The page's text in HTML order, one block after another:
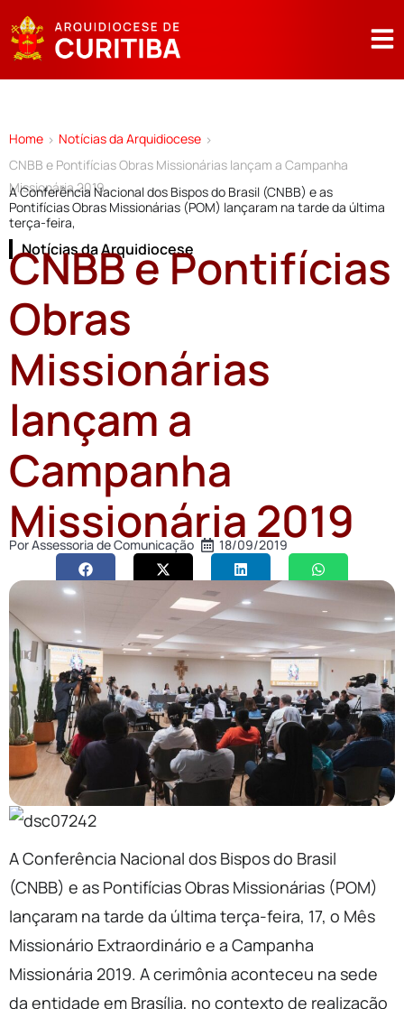
Home > Notícias da Arquidiocese >
CNBB e Pontifícias Obras Missionárias lançam a Campanha
Missionária 2019
A Conferência Nacional dos Bispos do Brasil (CNBB) e as
Pontifícias Obras Missionárias (POM) lançaram na tarde da última
terça-feira,
Notícias da Arquidiocese
CNBB e Pontifícias
Obras
Missionárias
lançam a
Campanha
Missionária 2019
PorAssessoria de Comunicação 18/09/2019
A Conferência Nacional dos Bispos do Brasil
(CNBB) e as Pontifícias Obras Missionárias (POM)
lançaram na tarde da última terça-feira, 17, o Mês
Missionário Extraordinário e a Campanha
Missionária 2019. A cerimônia aconteceu na sede
da entidade em Brasília, no contexto de realização